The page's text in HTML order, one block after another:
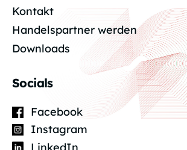
Kontakt
Handelspartner werden
Downloads
Socials
Facebook
Instagram
LinkedIn